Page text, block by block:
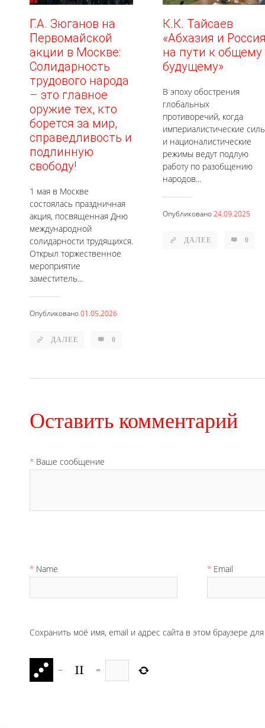
Г.А. Зюганов на
Первомайской
акции в Москве:
Солидарность
трудового народа
– это главное
оружие тех, кто
борется за мир,
справедливость и
подлинную
свободу!
1 мая в Москве
состоялась праздничная
акция, посвященная Дню
международной
солидарности трудящихся.
Открыл торжественное
мероприятие
заместитель...
Опубликовано01.05.2026
ДАЛЕЕ 0
К.К. Тайсаев
«Абхазия и
на пути к общему
будущему»
В эпоху обострения
глобальных
противоречий, когда
империалистические
и националистические
режимы ведут подлую
работу по разобщению
народов...
Опубликовано24.09.2025
ДАЛЕЕ 0
Оставить комментарий
Ваше сообщение
Name Email
Сохранить моё имя, email и адрес сайта в этом браузере
− =